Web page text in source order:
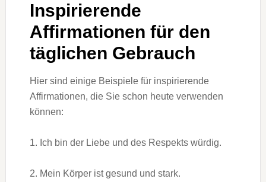
Inspirierende
Affirmationen für den
täglichen Gebrauch
Hier sind einige Beispiele für inspirierende
Affirmationen, die Sie schon heute verwenden
können:
1. Ich bin der Liebe und des Respekts würdig.
2. Mein Körper ist gesund und stark.